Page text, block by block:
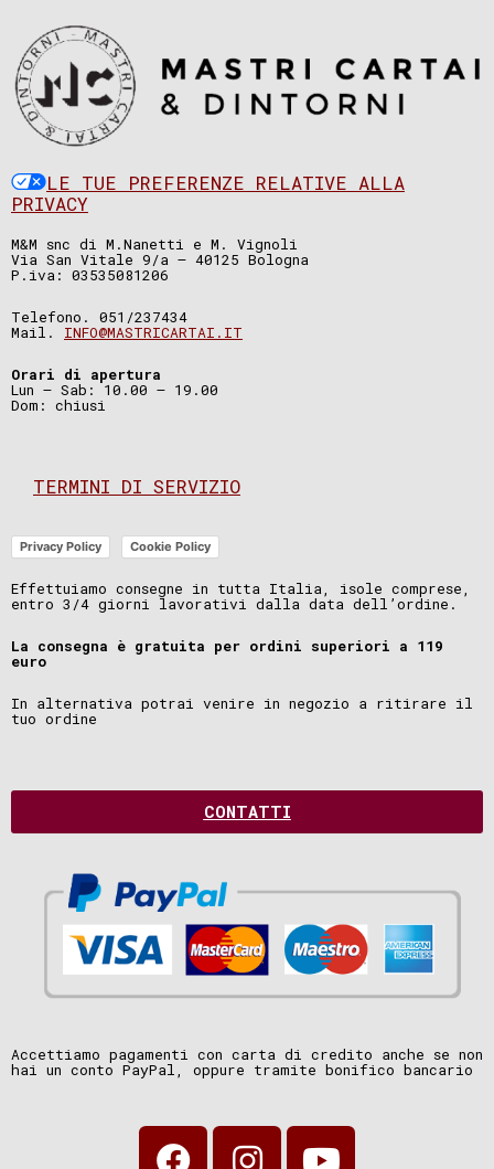
LE TUE PREFERENZE RELATIVE ALLA
PRIVACY
M&M snc di M.Nanetti e M. Vignoli
Via San Vitale 9/a – 40125 Bologna
P.iva: 03535081206
Telefono. 051/237434
Mail. INFO@MASTRICARTAI.IT
Orari di apertura
Lun – Sab: 10.00 – 19.00
Dom: chiusi
TERMINI DI SERVIZIO
Privacy Policy Cookie Policy
Effettuiamo consegne in tutta Italia, isole comprese,
entro 3/4 giorni lavorativi dalla data dell’ordine.
La consegna è gratuita per ordini superiori a 119
euro
In alternativa potrai venire in negozio a ritirare il
tuo ordine
CONTATTI
Accettiamo pagamenti con carta di credito anche se non
hai un conto PayPal, oppure tramite bonifico bancario